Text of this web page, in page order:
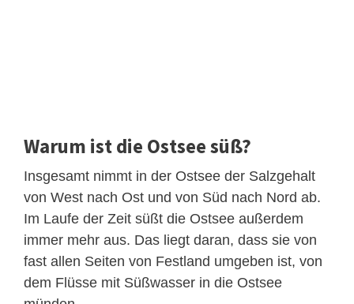
Warum ist die Ostsee süß?
Insgesamt nimmt in der Ostsee der Salzgehalt
von West nach Ost und von Süd nach Nord ab.
Im Laufe der Zeit süßt die Ostsee außerdem
immer mehr aus. Das liegt daran, dass sie von
fast allen Seiten von Festland umgeben ist, von
dem Flüsse mit Süßwasser in die Ostsee